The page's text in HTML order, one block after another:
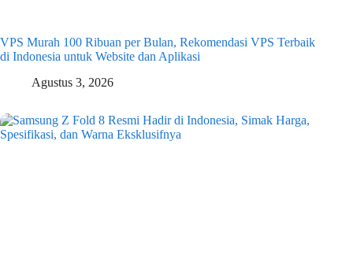
VPS Murah 100 Ribuan per Bulan, Rekomendasi VPS Terbaik
di Indonesia untuk Website dan Aplikasi
Agustus 3, 2026